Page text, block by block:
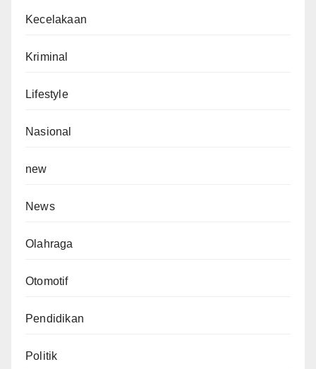
Kecelakaan
Kriminal
Lifestyle
Nasional
new
News
Olahraga
Otomotif
Pendidikan
Politik